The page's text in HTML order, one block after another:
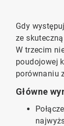
Gdy
ze
W trzecim
poudojowej
porównaniu
Główne